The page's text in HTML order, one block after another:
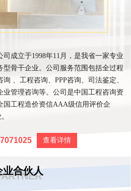
成立于1998年11月，是我省一家专业
型骨干企业。公司服务范围包括全过程
、工程咨询、PPP咨询、司法鉴定、
业管理咨询等。公司是中国工程咨询资
国工程造价资信AAA级信用评价企
查看详情
业合伙人